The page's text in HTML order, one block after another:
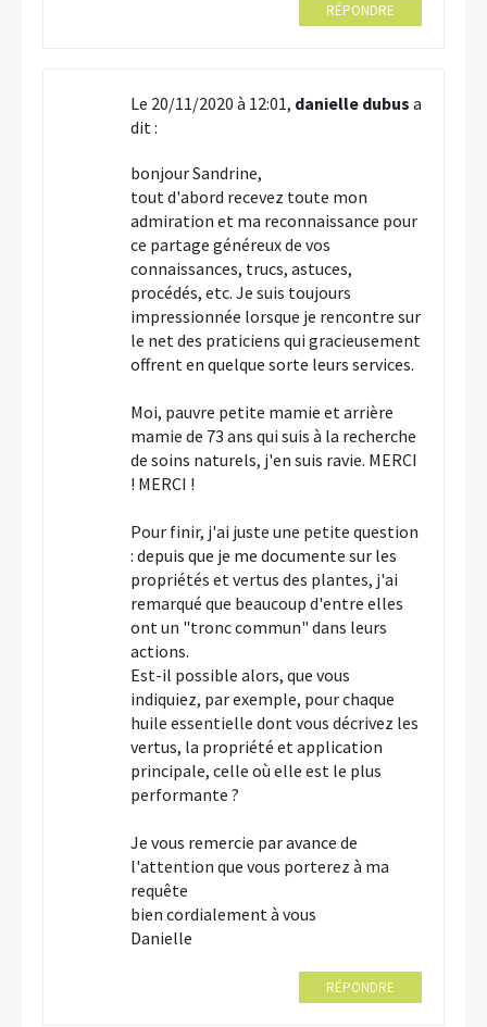
RÉPONDRE
Le 20/11/2020 à 12:01, danielle dubus a
dit :
bonjour Sandrine,
tout d'abord recevez toute mon
admiration et ma reconnaissance pour
ce partage généreux de vos
connaissances, trucs, astuces,
procédés, etc. Je suis toujours
impressionnée lorsque je rencontre sur
le net des praticiens qui gracieusement
offrent en quelque sorte leurs services.
Moi, pauvre petite mamie et arrière
mamie de 73 ans qui suis à la recherche
de soins naturels, j'en suis ravie. MERCI
! MERCI !
Pour finir, j'ai juste une petite question
: depuis que je me documente sur les
propriétés et vertus des plantes, j'ai
remarqué que beaucoup d'entre elles
ont un "tronc commun" dans leurs
actions.
Est-il possible alors, que vous
indiquiez, par exemple, pour chaque
huile essentielle dont vous décrivez les
vertus, la propriété et application
principale, celle où elle est le plus
performante ?
Je vous remercie par avance de
l'attention que vous porterez à ma
requête
bien cordialement à vous
Danielle
RÉPONDRE